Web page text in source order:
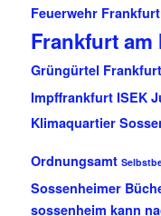
Feuerwehr Frankfurt
Frankfurt am
Grüngürtel Frankfurt
Impffrankfurt ISEK
Klimaquartier
Ordnungsamt
Sossenheimer
sossenheim kann